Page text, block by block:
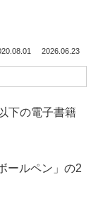
2026.06.23
下の電子書籍
ールペン」の2